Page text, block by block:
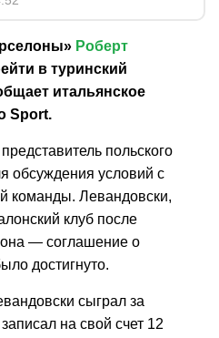
Роберт
в туринский
итальянское
Sport.
польского
обсуждения условий с
команды. Левандовски,
клуб после
— соглашение о
достигнуто.
сыграл за
на свой счет 12